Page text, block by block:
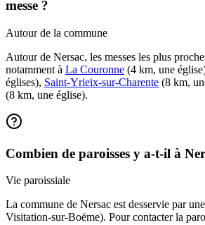
messe ?
Autour de la commune
Autour de Nersac, les messes les plus
notamment à La Couronne (4 km, une
églises), Saint-Yrieix-sur-Charente (8 km,
(8 km, une église).
Combien de paroisses y a-t-il à
Vie paroissiale
La commune de Nersac est desservie par
Visitation-sur-Boëme). Pour contacter la